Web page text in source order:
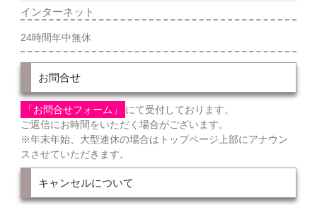
インターネット
24時間年中無休
お問合せ
「お問合せフォーム」
にて受付しております。
ご返信にお時間をいただく場合がございます。
※年末年始、大型連休の場合はトップページ上部にアナウン
スさせていただきます。
キャンセルについて